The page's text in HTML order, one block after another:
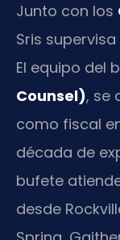
Junto con los
Sris
El equipo del
Counsel), se
como fiscal
década de
bufete
desde